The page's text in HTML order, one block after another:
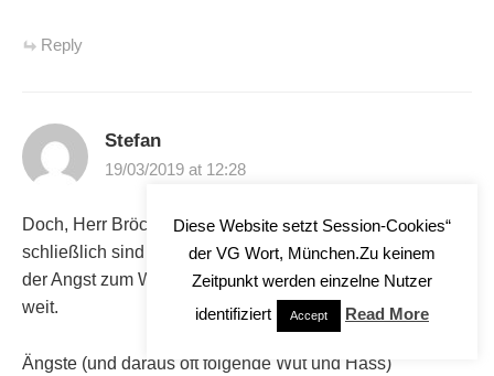
Reply
Stefan
19/03/2019 at 12:28
Doch, Herr Bröckers, es sind Ängste dafür verantwortlich,
schließlich sind diese subjektiv und meist irrrational. Von
der Angst zum Wahnsinn ist es manchmal nicht mehr
weit.
Ängste (und daraus oft folgende Wut und Hass)
Diese Website setzt Session-Cookies“
der VG Wort, München.Zu keinem
Zeitpunkt werden einzelne Nutzer
identifiziert
Accept Read More